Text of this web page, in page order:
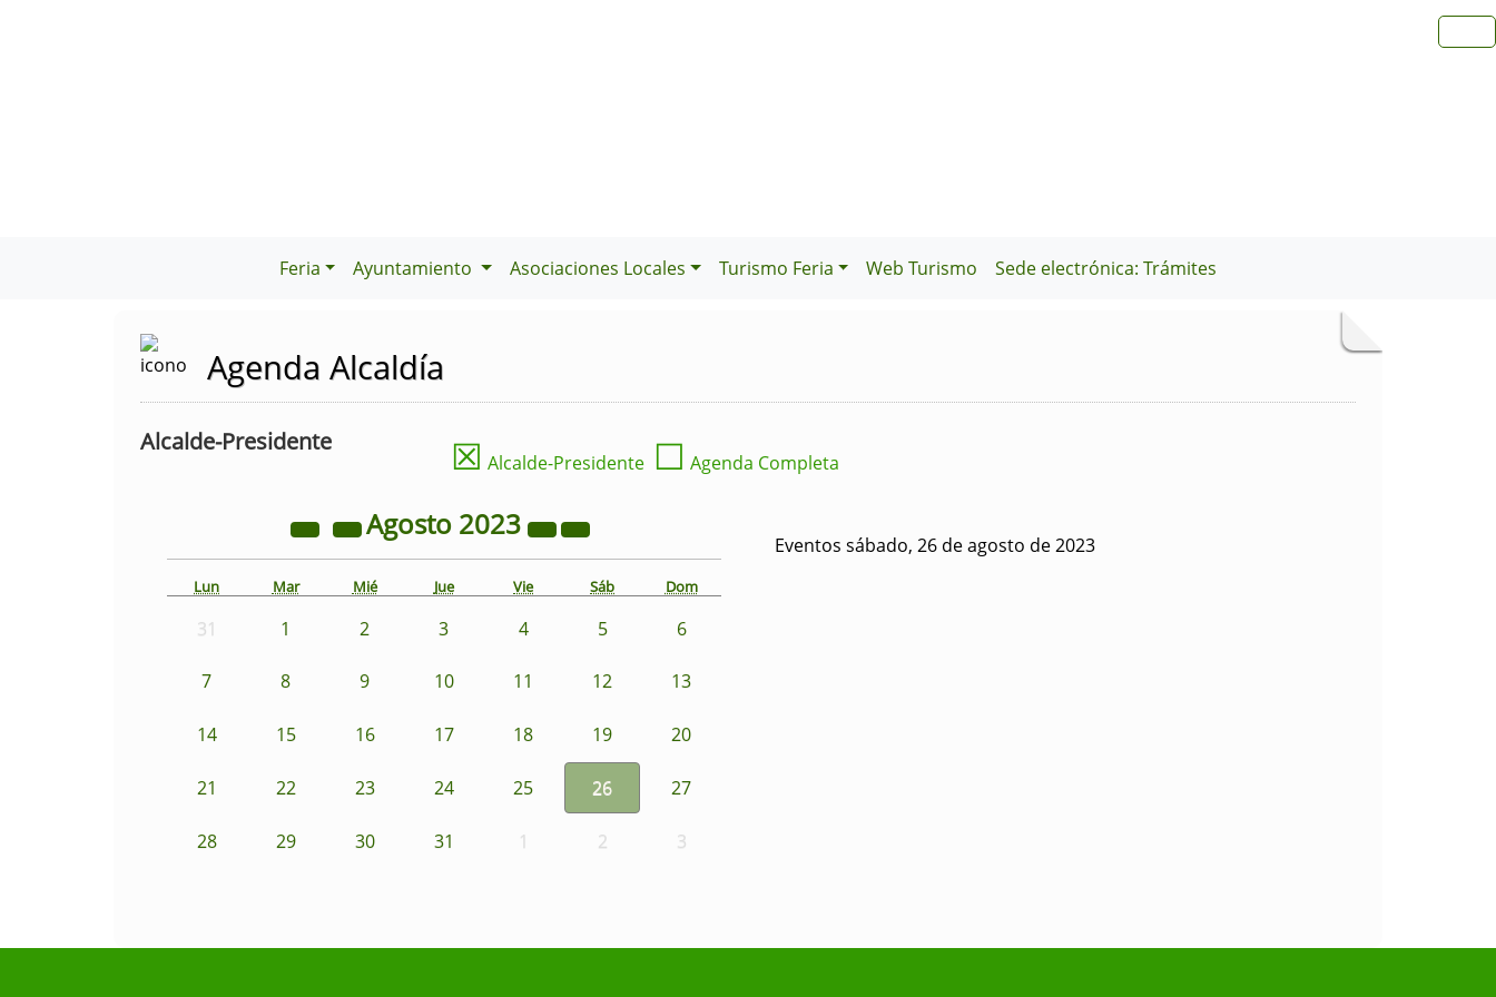
Feria Ayuntamiento Asociaciones Locales Turismo Feria Web Turismo Sede electrónica: Trámites
Agenda Alcaldía
Alcalde-Presidente ☒ Alcalde-Presidente ☐ Agenda Completa
Agosto 2023
Lun Mar Mié Jue Vie Sáb Dom
31 1 2 3 4 5 6
7 8 9 10 11 12 13
14 15 16 17 18 19 20
21 22 23 24 25 26 27
28 29 30 31 1 2 3
Eventos sábado, 26 de agosto de 2023